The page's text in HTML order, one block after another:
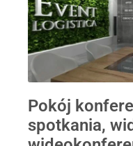
Pokój
spotkania,